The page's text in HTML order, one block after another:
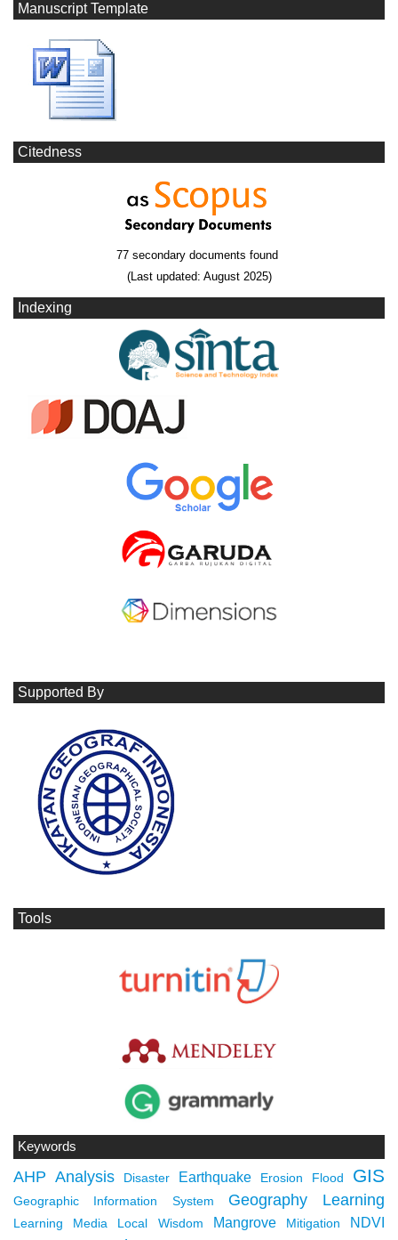
Manuscript Template
Citedness
77 secondary documents found
(Last updated: August 2025)
Indexing
Supported By
Tools
Keywords
AHP Analysis Disaster Earthquake Erosion Flood GIS
Geographic Information System Geography Learning
Learning Media Local Wisdom Mangrove Mitigation NDVI